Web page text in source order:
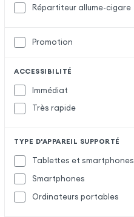
Répartiteur allume-cigare
Promotion
ACCESSIBILITÉ
Immédiat
Très rapide
TYPE D'APPAREIL SUPPORTÉ
Tablettes et smartphones
Smartphones
Ordinateurs portables